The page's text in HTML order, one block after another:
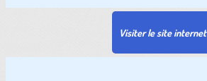
Visiter le site internet